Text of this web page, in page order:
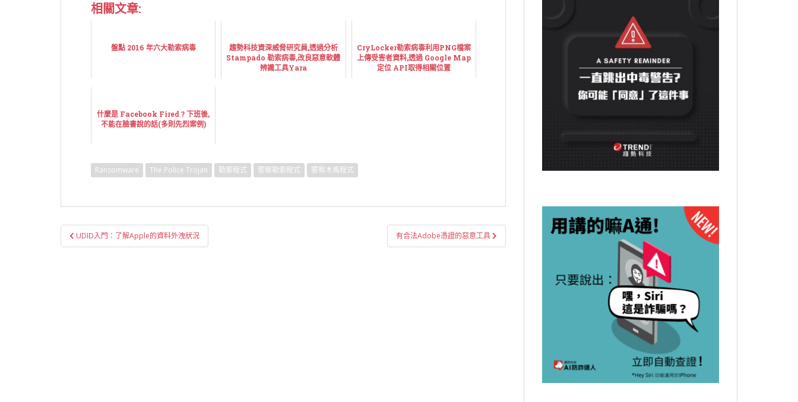
相關文章:
盤點 2016 年六大勒索病毒
趨勢科技資深威脅研究員,透過分析
Stampado 勒索病毒,改良惡意軟體
辨識工具Yara
CryLocker勒索病毒利用PNG檔案
上傳受害者資料,透過 Google Map
定位 API取得相關位置
什麼是 Facebook Fired ? 下班後,
不能在臉書說的話(多則先烈案例)
Ransomware The Police Trojan 勒索程式 警察勒索程式 警察木馬程式
文
章
UDID入門：了解Apple的資料外洩狀況 有合法Adobe憑證的惡意工具